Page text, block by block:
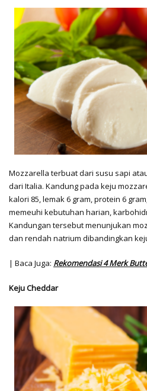
Mozzarella terbuat dari susu sapi
dari Italia. Kandung pada keju
kalori 85, lemak 6 gram, protein 6
memeuhi kebutuhan harian,
Kandungan tersebut menunjukan
dan rendah natrium dibandingkan
| Baca Juga: Rekomendasi 4 Merk
Keju Cheddar